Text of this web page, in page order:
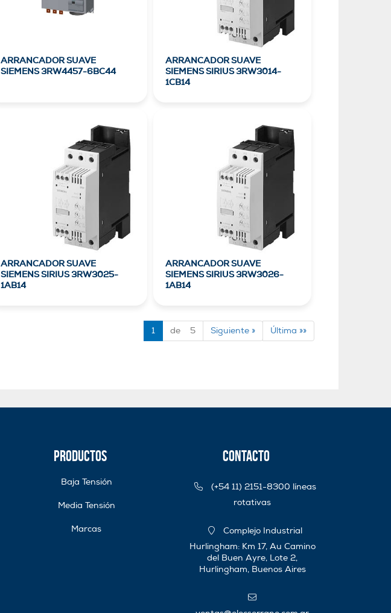
ARRANCADOR SUAVE
SIEMENS 3RW4457-6BC44
ARRANCADOR SUAVE
SIEMENS SIRIUS 3RW3014-
1CB14
ARRANCADOR SUAVE
SIEMENS SIRIUS 3RW3025-
1AB14
ARRANCADOR SUAVE
SIEMENS SIRIUS 3RW3026-
1AB14
1 de 5 Siguiente » Última »»
Productos
Baja Tensión
Media Tensión
Marcas
Contacto
(+54 11) 2151-8300 líneas
rotativas
Complejo Industrial
Hurlingham: Km 17, Au Camino
del Buen Ayre, Lote 2,
Hurlingham, Buenos Aires